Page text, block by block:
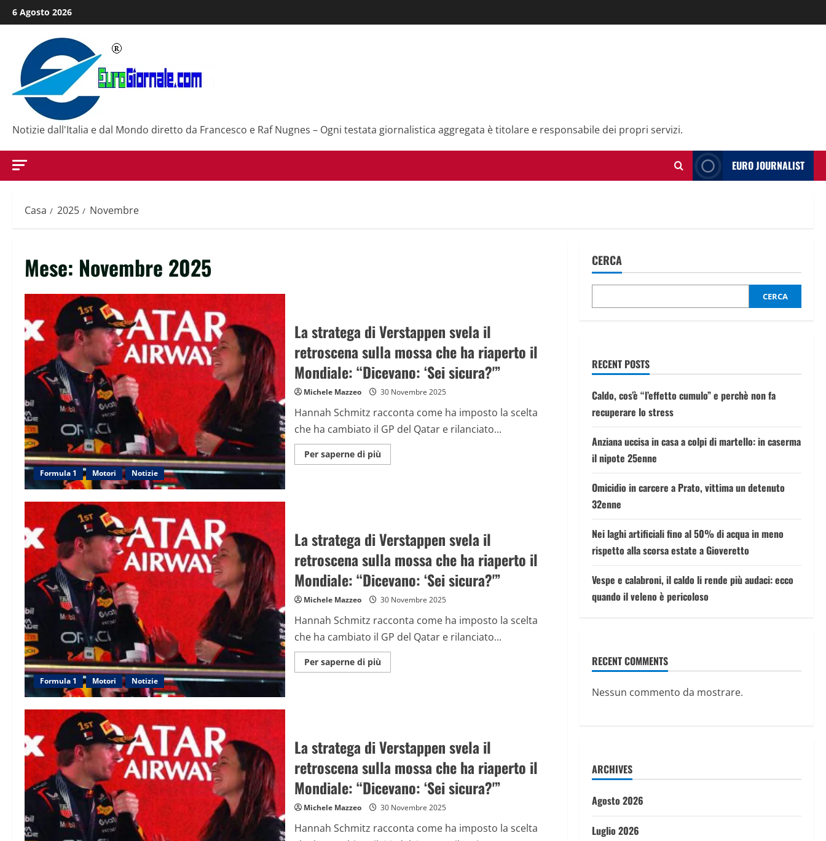
Salta
al
contenuto
6 Agosto 2026
Notizie dall'Italia e dal Mondo diretto da Francesco e Raf Nugnes – Ogni testata giornalistica aggregata è titolare e responsabile dei propri servizi.
EURO JOURNALIST
Casa 2025 Novembre
Mese: Novembre 2025
Formula 1 Motori Notizie
La stratega di Verstappen svela il
retroscena sulla mossa che ha riaperto il
Mondiale: “Dicevano: ‘Sei sicura?'”
Michele Mazzeo 30 Novembre 2025
Hannah Schmitz racconta come ha imposto la scelta
che ha cambiato il GP del Qatar e rilanciato...
Per saperne di piùMaggiori
informazioni
retroscena
sulla
mossa
che
ha
il
Mondiale:
“Dicevano:
sicura?'”
Formula 1 Motori Notizie
La stratega di Verstappen svela il
retroscena sulla mossa che ha riaperto il
Mondiale: “Dicevano: ‘Sei sicura?'”
Michele Mazzeo 30 Novembre 2025
Hannah Schmitz racconta come ha imposto la scelta
che ha cambiato il GP del Qatar e rilanciato...
Per saperne di piùMaggiori
informazioni
retroscena
sulla
mossa
che
ha
il
Mondiale:
“Dicevano:
sicura?'”
La stratega di Verstappen svela il
retroscena sulla mossa che ha riaperto il
Mondiale: “Dicevano: ‘Sei sicura?'”
Michele Mazzeo 30 Novembre 2025
Hannah Schmitz racconta come ha imposto la scelta
CERCA
CERCA
RECENT POSTS
Caldo, cos’è “l’effetto cumulo” e perchè non fa
recuperare lo stress
Anziana uccisa in casa a colpi di martello: in caserma
il nipote 25enne
Omicidio in carcere a Prato, vittima un detenuto
32enne
Nei laghi artificiali fino al 50% di acqua in meno
rispetto alla scorsa estate a Gioveretto
Vespe e calabroni, il caldo li rende più audaci: ecco
quando il veleno è pericoloso
RECENT COMMENTS
Nessun commento da mostrare.
ARCHIVES
Agosto 2026
Luglio 2026